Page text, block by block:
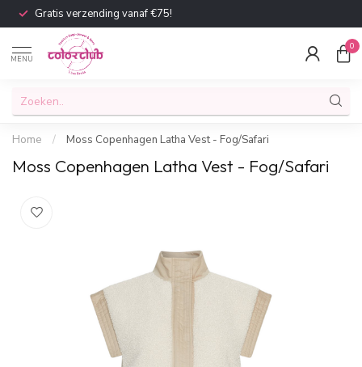
Gratis verzending vanaf €75!
MENU
0
Home / Moss Copenhagen Latha Vest - Fog/Safari
Moss Copenhagen Latha Vest - Fog/Safari